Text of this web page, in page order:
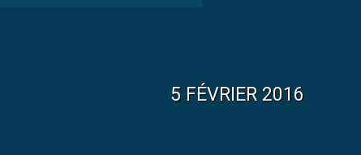
5 FÉVRIER 2016